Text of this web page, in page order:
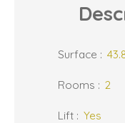
Surface :
Rooms : 2
Lift : Yes